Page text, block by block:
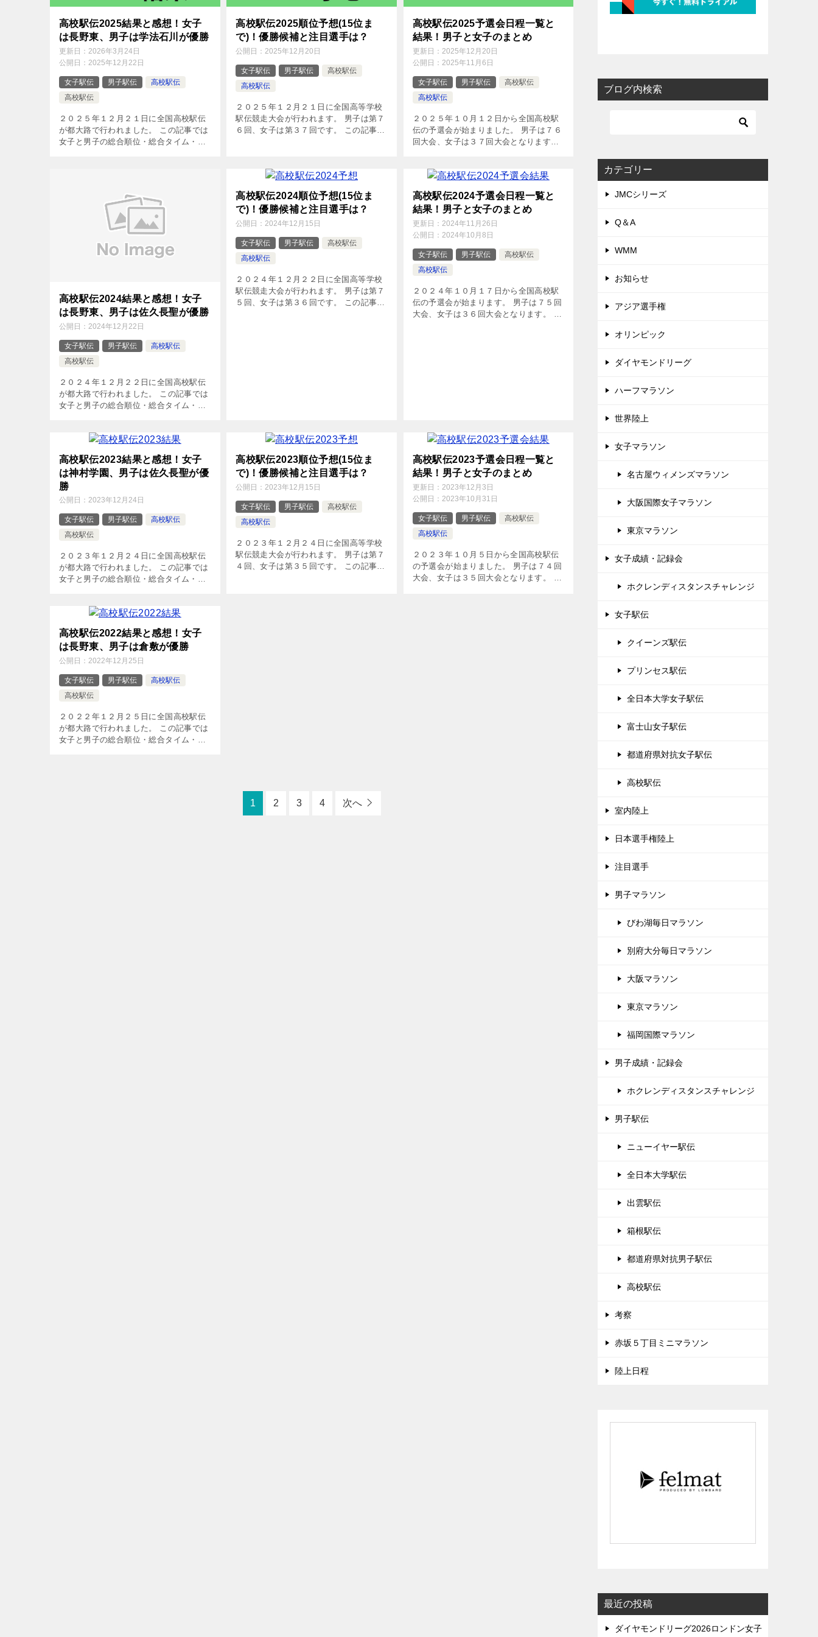
高校駅伝2025結果と感想！女子
は長野東、男子は学法石川が優勝
更新日： 2026年3月24日
公開日： 2025年12月22日
女子駅伝 男子駅伝
高校駅伝
高校駅伝
２０２５年１２月２１日に全国高校駅伝
が都大路で行われました。 この記事では
女子と男子の総合順位・総合タイム・区
高校駅伝2025順位予想(15位ま
で)！優勝候補と注目選手は？
公開日： 2025年12月20日
女子駅伝 男子駅伝
高校駅伝
高校駅伝
２０２５年１２月２１日に全国高等学校
駅伝競走大会が行われます。 男子は第７
６回、女子は第３７回です。 この記事で
高校駅伝2025予選会日程一覧と
結果！男子と女子のまとめ
更新日： 2025年12月20日
公開日： 2025年11月6日
女子駅伝 男子駅伝
高校駅伝
高校駅伝
２０２５年１０月１２日から全国高校駅
伝の予選会が始まりました。 男子は７６
回大会、女子は３７回大会となります。
選会日程と結果 北海道・東北地 […]
高校駅伝2024結果と感想！女子
は長野東、男子は佐久長聖が優勝
公開日： 2024年12月22日
女子駅伝 男子駅伝
高校駅伝
高校駅伝
２０２４年１２月２２日に全国高校駅伝
が都大路で行われました。 この記事では
女子と男子の総合順位・総合タイム・区
高校駅伝2024結果 総合順位 […]
高校駅伝2024順位予想(15位ま
で)！優勝候補と注目選手は？
公開日： 2024年12月15日
女子駅伝 男子駅伝
高校駅伝
高校駅伝
２０２４年１２月２２日に全国高等学校
駅伝競走大会が行われます。 男子は第７
５回、女子は第３６回です。 この記事で
高校駅伝2024予選会日程一覧と
結果！男子と女子のまとめ
更新日： 2024年11月26日
公開日： 2024年10月8日
女子駅伝 男子駅伝
高校駅伝
高校駅伝
２０２４年１０月１７日から全国高校駅
伝の予選会が始まります。 男子は７５回
大会、女子は３６回大会となります。 こ
高校駅伝2023結果と感想！女子
は神村学園、男子は佐久長聖が優
勝
公開日： 2023年12月24日
女子駅伝 男子駅伝
高校駅伝
高校駅伝
２０２３年１２月２４日に全国高校駅伝
が都大路で行われました。 この記事では
女子と男子の総合順位・総合タイム・区
第35回女 […]
高校駅伝2023順位予想(15位ま
で)！優勝候補と注目選手は？
公開日：2023年12月15日
女子駅伝 男子駅伝
高校駅伝
高校駅伝
２０２３年１２月２４日に全国高等学校
駅伝競走大会が行われます。 男子は第７
４回、女子は第３５回です。 この記事で
高校駅伝2023予選会日程一覧と
結果！男子と女子のまとめ
更新日： 2023年12月3日
公開日： 2023年10月31日
女子駅伝 男子駅伝
高校駅伝
高校駅伝
２０２３年１０月５日から全国高校駅伝
の予選会が始まりました。 男子は７４回
大会、女子は３５回大会となります。
高校駅伝2022結果と感想！女子
は長野東、男子は倉敷が優勝
公開日： 2022年12月25日
女子駅伝 男子駅伝
高校駅伝
高校駅伝
２０２２年１２月２５日に全国高校駅伝
が都大路で行われました。 この記事では
女子と男子の総合順位・総合タイム・区
1 2 3 4 次へ
ブログ内検索
カテゴリー
JMCシリーズ
Q＆A
WMM
お知らせ
アジア選手権
オリンピック
ダイヤモンドリーグ
ハーフマラソン
世界陸上
女子マラソン
名古屋ウィメンズマラソン
大阪国際女子マラソン
東京マラソン
女子成績・記録会
ホクレンディスタンスチャレンジ
女子駅伝
クイーンズ駅伝
プリンセス駅伝
全日本大学女子駅伝
富士山女子駅伝
都道府県対抗女子駅伝
高校駅伝
室内陸上
日本選手権陸上
注目選手
男子マラソン
びわ湖毎日マラソン
別府大分毎日マラソン
大阪マラソン
東京マラソン
福岡国際マラソン
男子成績・記録会
ホクレンディスタンスチャレンジ
男子駅伝
ニューイヤー駅伝
全日本大学駅伝
出雲駅伝
箱根駅伝
都道府県対抗男子駅伝
高校駅伝
考察
赤坂５丁目ミニマラソン
陸上日程
最近の投稿
ダイヤモンドリーグ2026ロンドン女子